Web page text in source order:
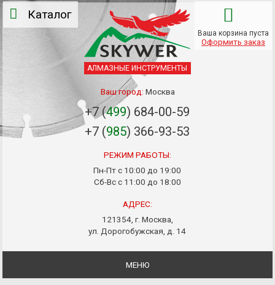
АЛМАЗНЫЕ ИНСТРУМЕНТЫ
Ваш город: Москва
+7 (499) 684-00-59
+7 (985) 366-93-53
РЕЖИМ РАБОТЫ:
Пн-Пт с 10:00 до 19:00
Сб-Вс с 11:00 до 18:00
АДРЕС:
121354, г. Москва,
ул. Дорогобужская, д. 14
Ваша корзина пуста
Оформить заказ
МЕНЮ
Каталог